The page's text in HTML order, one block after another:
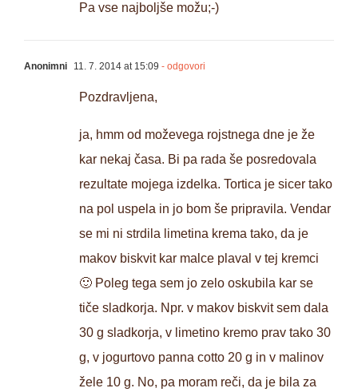
Pa vse najboljše možu;-)
Anonimni 11. 7. 2014 at 15:09 - odgovori
Pozdravljena,
ja, hmm od moževega rojstnega dne je že
kar nekaj časa. Bi pa rada še posredovala
rezultate mojega izdelka. Tortica je sicer tako
na pol uspela in jo bom še pripravila. Vendar
se mi ni strdila limetina krema tako, da je
makov biskvit kar malce plaval v tej kremci
🙂 Poleg tega sem jo zelo oskubila kar se
tiče sladkorja. Npr. v makov biskvit sem dala
30 g sladkorja, v limetino kremo prav tako 30
g, v jogurtovo panna cotto 20 g in v malinov
žele 10 g. No, pa moram reči, da je bila za